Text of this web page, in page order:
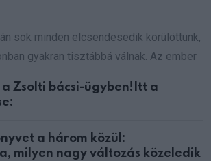
sok minden elcsendesedik körülöttünk,
gyakran tisztábbá válnak. Az ember
a Zsolti bácsi-ügyben!Itt a
a három közül:
milyen nagy változás közeledik